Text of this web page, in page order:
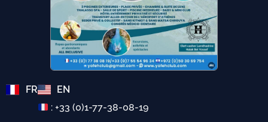
FR
EN
: +33 (0)1-77-38-08-19